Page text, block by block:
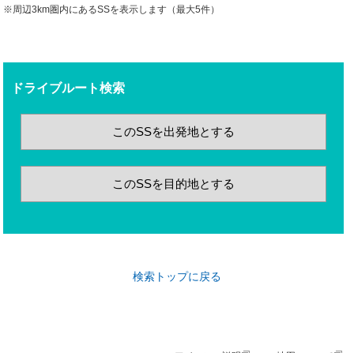
※周辺3km圏内にあるSSを表示します（最大5件）
ドライブルート検索
このSSを出発地とする
このSSを目的地とする
検索トップに戻る